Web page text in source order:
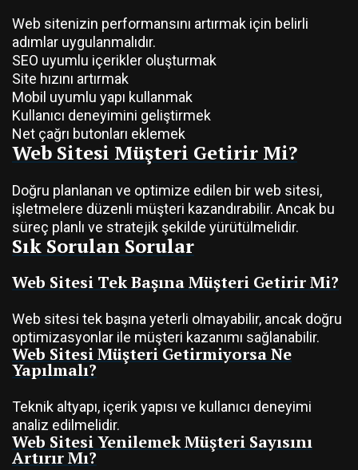
Web sitenizin performansını artırmak için belirli
adımlar uygulanmalıdır.
SEO uyumlu içerikler oluşturmak
Site hızını artırmak
Mobil uyumlu yapı kullanmak
Kullanıcı deneyimini geliştirmek
Net çağrı butonları eklemek
Web Sitesi Müşteri Getirir Mi?
Doğru planlanan ve optimize edilen bir web sitesi,
işletmelere düzenli müşteri kazandırabilir. Ancak bu
süreç planlı ve stratejik şekilde yürütülmelidir.
Sık Sorulan Sorular
Web Sitesi Tek Başına Müşteri Getirir Mi?
Web sitesi tek başına yeterli olmayabilir, ancak doğru
optimizasyonlar ile müşteri kazanımı sağlanabilir.
Web Sitesi Müşteri Getirmiyorsa Ne
Yapılmalı?
Teknik altyapı, içerik yapısı ve kullanıcı deneyimi
analiz edilmelidir.
Web Sitesi Yenilemek Müşteri Sayısını
Artırır Mı?